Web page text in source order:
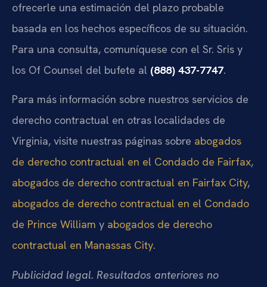
ofrecerle una estimación del plazo probable
basada en los hechos específicos de su situación.
Para una consulta, comuníquese con el Sr. Sris y
los Of Counsel del bufete al (888) 437-7747.
Para más información sobre nuestros servicios de
derecho contractual en otras localidades de
Virginia, visite nuestras páginas sobre abogados
de derecho contractual en el Condado de Fairfax,
abogados de derecho contractual en Fairfax City,
abogados de derecho contractual en el Condado
de Prince William y abogados de derecho
contractual en Manassas City.
Publicidad legal. Resultados anteriores no